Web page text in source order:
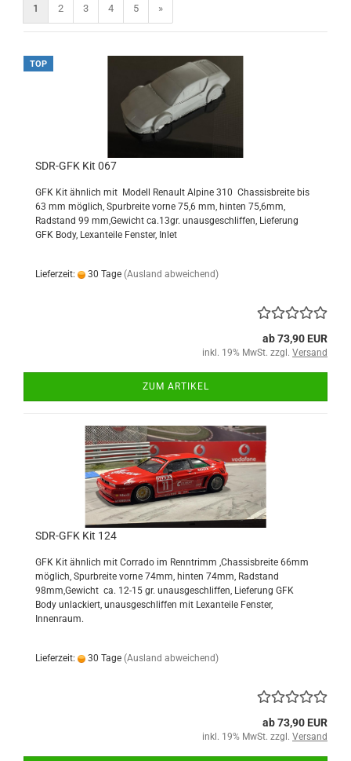
1 2 3 4 5 »
TOP
SDR-GFK Kit 067
GFK Kit ähnlich mit Modell Renault Alpine 310 Chassisbreite bis
63 mm möglich, Spurbreite vorne 75,6 mm, hinten 75,6mm,
Radstand 99 mm,Gewicht ca.13gr. unausgeschliffen, Lieferung
GFK Body, Lexanteile Fenster, Inlet
Lieferzeit: 30 Tage (Ausland abweichend)
ab 73,90 EUR
inkl. 19% MwSt. zzgl. Versand
ZUM ARTIKEL
SDR-GFK Kit 124
GFK Kit ähnlich mit Corrado im Renntrimm ,Chassisbreite 66mm
möglich, Spurbreite vorne 74mm, hinten 74mm, Radstand
98mm,Gewicht ca. 12-15 gr. unausgeschliffen, Lieferung GFK
Body unlackiert, unausgeschliffen mit Lexanteile Fenster,
Innenraum.
Lieferzeit: 30 Tage (Ausland abweichend)
ab 73,90 EUR
inkl. 19% MwSt. zzgl. Versand